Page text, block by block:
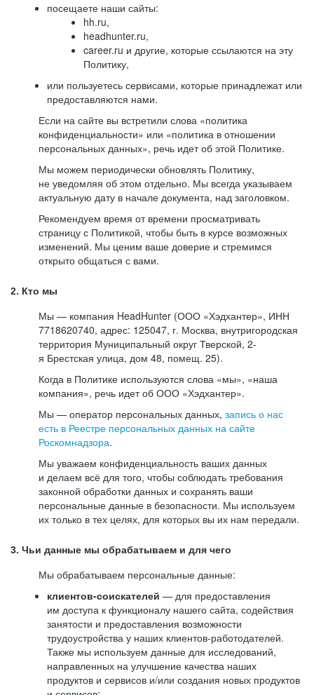
посещаете наши сайты:
hh.ru,
headhunter.ru,
career.ru и другие, которые ссылаются на эту
Политику,
или пользуетесь сервисами, которые принадлежат или
предоставляются нами.
Если на сайте вы встретили слова «политика
конфиденциальности» или «политика в отношении
персональных данных», речь идет об этой Политике.
Мы можем периодически обновлять Политику,
не уведомляя об этом отдельно. Мы всегда указываем
актуальную дату в начале документа, над заголовком.
Рекомендуем время от времени просматривать
страницу с Политикой, чтобы быть в курсе возможных
изменений. Мы ценим ваше доверие и стремимся
открыто общаться с вами.
2. Кто мы
Мы — компания HeadHunter (ООО «Хэдхантер», ИНН
7718620740, адрес: 125047, г. Москва, внутригородская
территория Муниципальный округ Тверской, 2-
я Брестская улица, дом 48, помещ. 25).
Когда в Политике используются слова «мы», «наша
компания», речь идет об ООО «Хэдхантер».
Мы — оператор персональных данных, запись о нас
есть в Реестре персональных данных на сайте
Роскомнадзора.
Мы уважаем конфиденциальность ваших данных
и делаем всё для того, чтобы соблюдать требования
законной обработки данных и сохранять ваши
персональные данные в безопасности. Мы используем
их только в тех целях, для которых вы их нам передали.
3. Чьи данные мы обрабатываем и для чего
Мы обрабатываем персональные данные:
клиентов-соискателей — для предоставления
им доступа к функционалу нашего сайта, содействия
занятости и предоставления возможности
трудоустройства у наших клиентов-работодателей.
Также мы используем данные для исследований,
направленных на улучшение качества наших
продуктов и сервисов и/или создания новых продуктов